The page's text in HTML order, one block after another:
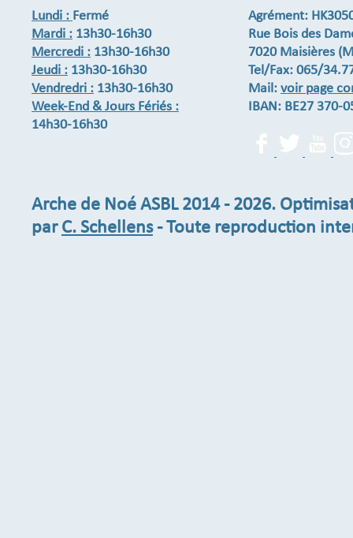
Lundi : Fermé
Mardi : 13h30-16h30
Mercredi : 13h30-16h30
Jeudi : 13h30-16h30
Vendredri : 13h30-16h30
Week-End & Jours Fériés :
14h30-16h30
Agrément:
Rue Bois des
7020 Maisières
Tel/Fax: 065/
Mail: voir page
IBAN: BE27 370-
Arche de Noé ASBL2014 - 2026.
par C. Schellens- Toute reproduction